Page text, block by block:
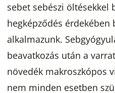
sebet sebészi öltésekkel
hegképződés érdekében
alkalmazunk.
beavatkozás után a
növedék makroszkópos
nem minden esetben